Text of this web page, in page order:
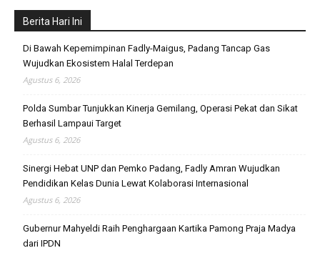
Berita Hari Ini
Di Bawah Kepemimpinan Fadly-Maigus, Padang Tancap Gas
Wujudkan Ekosistem Halal Terdepan
Agustus 6, 2026
Polda Sumbar Tunjukkan Kinerja Gemilang, Operasi Pekat dan Sikat
Berhasil Lampaui Target
Agustus 6, 2026
Sinergi Hebat UNP dan Pemko Padang, Fadly Amran Wujudkan
Pendidikan Kelas Dunia Lewat Kolaborasi Internasional
Agustus 6, 2026
Gubernur Mahyeldi Raih Penghargaan Kartika Pamong Praja Madya
dari IPDN